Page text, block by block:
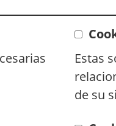
Estas
de su
Facebook
(Open
Twitter
(Open(Open
in
a
in